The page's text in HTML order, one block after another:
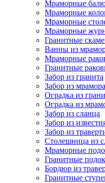
Мраморные
Мраморные
Мраморные
Мраморные
Гранитные
Ванны из
Мраморные
Гранитные
Забор из гранита
Забор из мрамора
Оградка из
Оградка из
Забор из сланца
Забор из
Забор из
Столешница из
Мраморные
Гранитные
Бордюр из
Гранитные